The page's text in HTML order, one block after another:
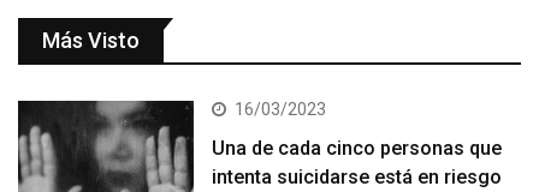
Más Visto
16/03/2023
Una de cada cinco personas que
intenta suicidarse está en riesgo